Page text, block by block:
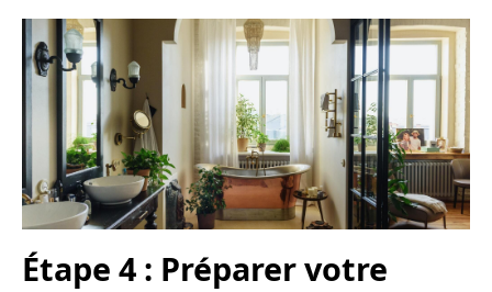
Étape 4 : Préparer votre